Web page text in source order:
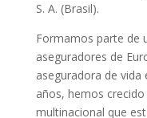
S. A. (Brasil).
Formamos parte de
aseguradores de
aseguradora de vida
años, hemos
multinacional que